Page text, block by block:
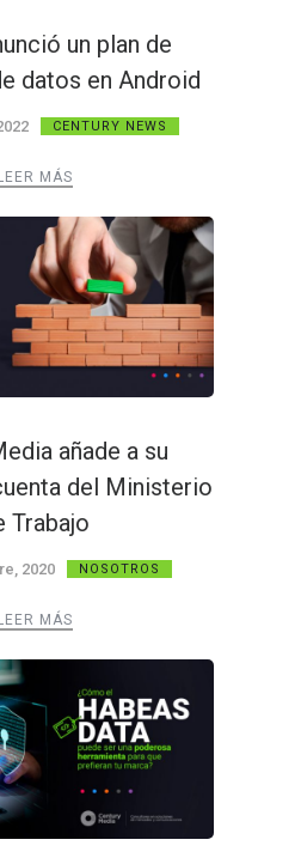
un plan de
datos en Android
CENTURY NEWS
LEER MÁS
añade a su
del Ministerio
Trabajo
2020 NOSOTROS
MÁS